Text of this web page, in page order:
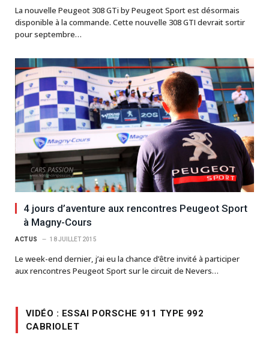
La nouvelle Peugeot 308 GTi by Peugeot Sport est désormais
disponible à la commande. Cette nouvelle 308 GTI devrait sortir
pour septembre…
4 jours d’aventure aux rencontres Peugeot Sport
à Magny-Cours
ACTUS 18 JUILLET 2015
Le week-end dernier, j’ai eu la chance d’être invité à participer
aux rencontres Peugeot Sport sur le circuit de Nevers…
VIDÉO : ESSAI PORSCHE 911 TYPE 992
CABRIOLET